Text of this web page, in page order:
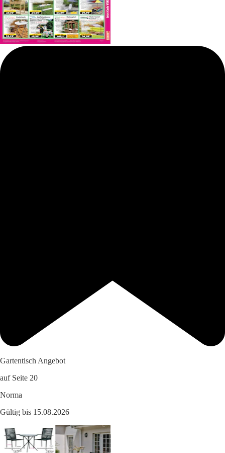
Gartentisch Angebot
auf Seite 20
Norma
Gültig bis 15.08.2026